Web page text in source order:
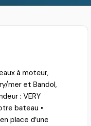
à moteur,
mer et Bandol,
: VERY
bateau •
place d’une